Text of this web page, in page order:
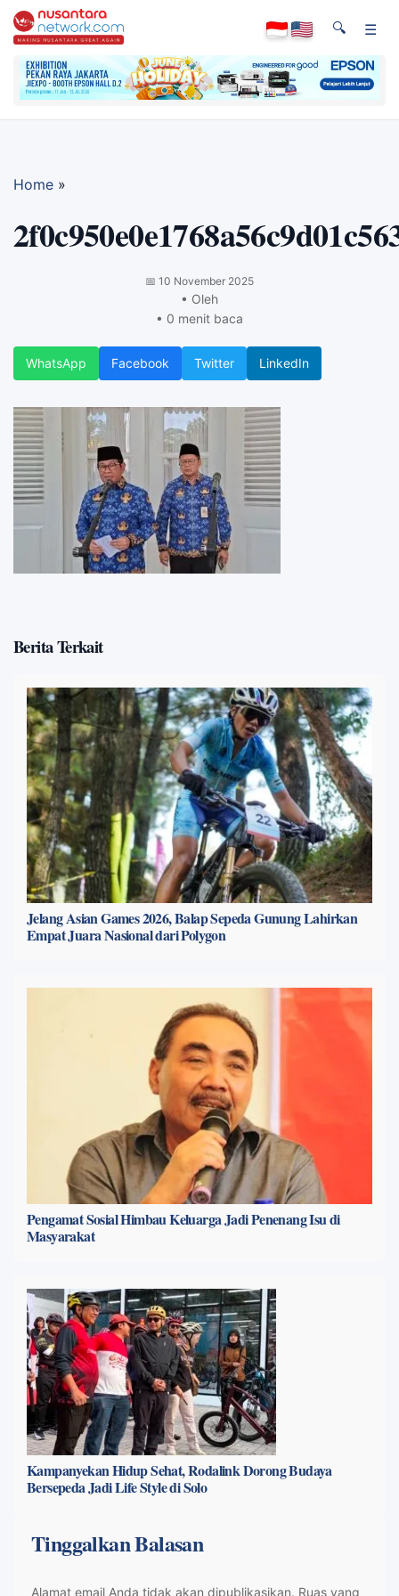
🔍 ☰
Home »
📅 10 November 2025
• Oleh
• 0 menit baca
WhatsApp Facebook Twitter LinkedIn
Berita Terkait
Jelang Asian Games 2026, Balap Sepeda Gunung Lahirkan
Empat Juara Nasional dari Polygon
Pengamat Sosial Himbau Keluarga Jadi Penenang Isu di
Masyarakat
Kampanyekan Hidup Sehat, Rodalink Dorong Budaya
Bersepeda Jadi Life Style di Solo
Tinggalkan Balasan
Alamat email Anda tidak akan dipublikasikan. Ruas yang